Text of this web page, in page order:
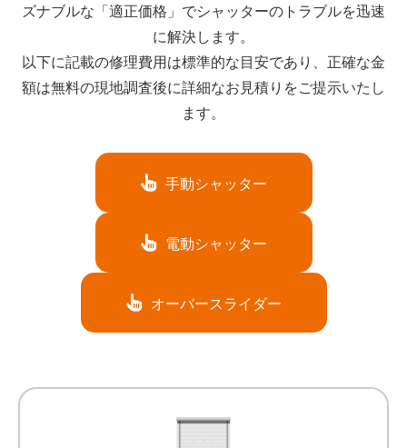
ズナブルな「適正価格」でシャッターのトラブルを迅速
に解決します。
以下に記載の修理費用は標準的な目安であり、正確な金
額は無料の現地調査後に詳細なお見積りをご提示いたし
ます。
手動シャッター
電動シャッター
オーバースライダー